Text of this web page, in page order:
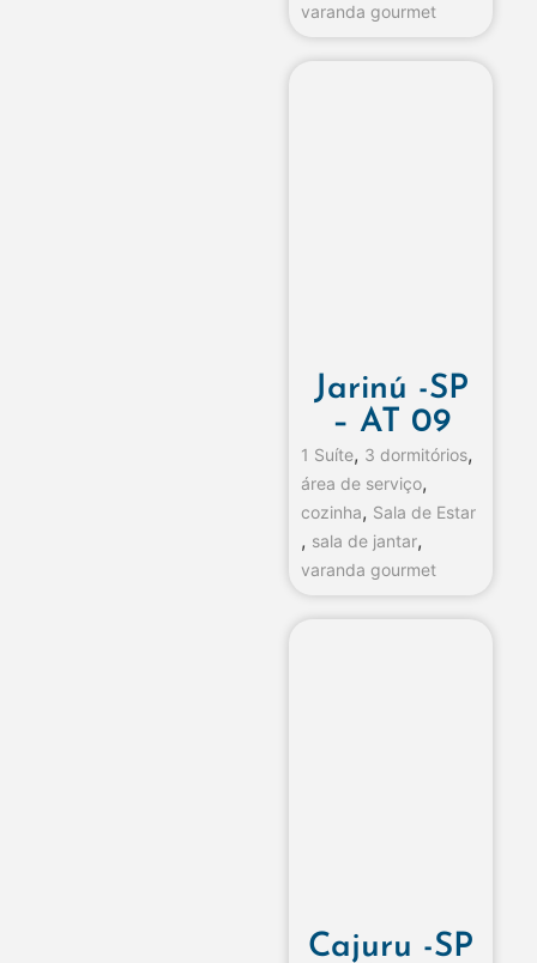
varanda gourmet
Jarinú -SP
– AT 09
1 Suíte, 3 dormitórios,
área de serviço,
cozinha, Sala de Estar
, sala de jantar,
varanda gourmet
Cajuru -SP